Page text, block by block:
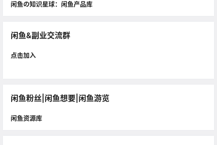
闲鱼の知识星球：闲鱼产品库
闲鱼&副业交流群
点击加入
闲鱼粉丝|闲鱼想要|闲鱼游览
闲鱼资源库